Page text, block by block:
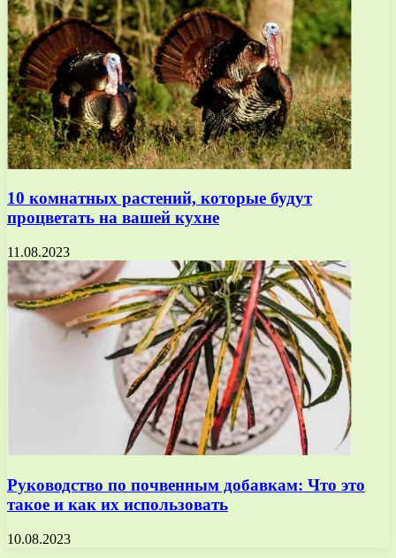
10 комнатных растений, которые будут
процветать на вашей кухне
11.08.2023
Руководство по почвенным добавкам: Что это
такое и как их использовать
10.08.2023